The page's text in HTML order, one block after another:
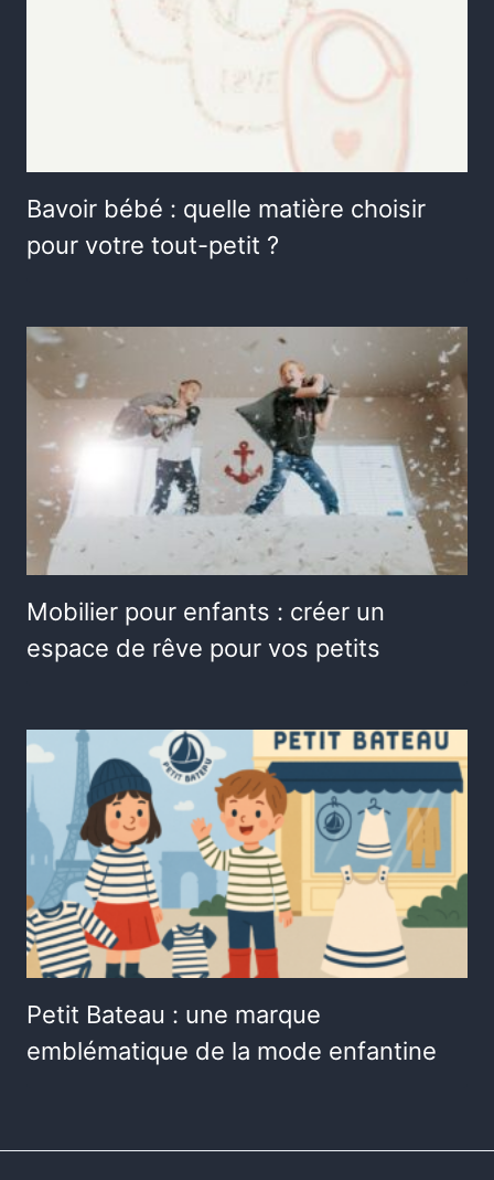
Bavoir bébé : quelle matière choisir
pour votre tout-petit ?
Mobilier pour enfants : créer un
espace de rêve pour vos petits
Petit Bateau : une marque
emblématique de la mode enfantine